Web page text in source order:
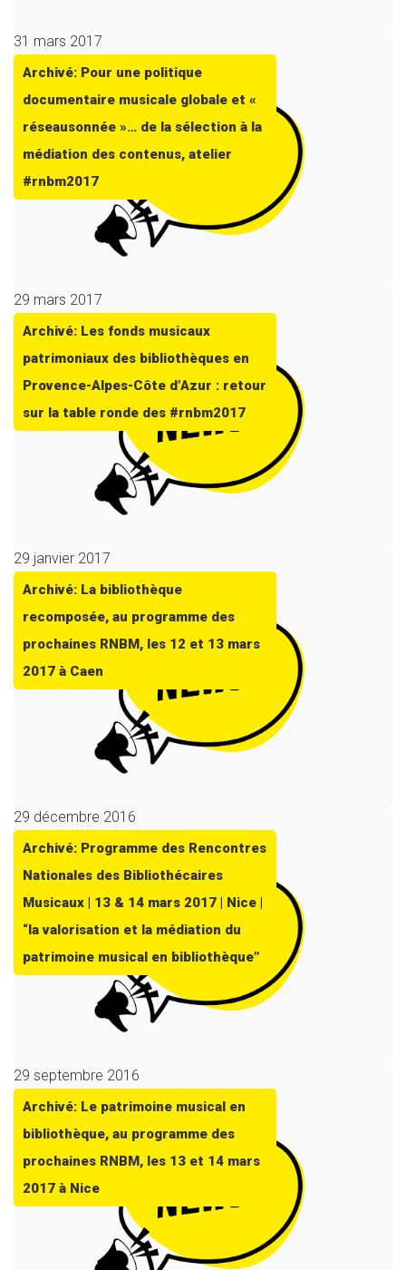
31 mars 2017
Archivé: Pour une politique
documentaire musicale globale et «
réseausonnée »… de la sélection à la
médiation des contenus, atelier
#rnbm2017
29 mars 2017
Archivé: Les fonds musicaux
patrimoniaux des bibliothèques en
Provence-Alpes-Côte d’Azur : retour
sur la table ronde des #rnbm2017
29 janvier 2017
Archivé: La bibliothèque
recomposée, au programme des
prochaines RNBM, les 12 et 13 mars
2017 à Caen
29 décembre 2016
Archivé: Programme des Rencontres
Nationales des Bibliothécaires
Musicaux | 13 & 14 mars 2017 | Nice |
“la valorisation et la médiation du
patrimoine musical en bibliothèque”
29 septembre 2016
Archivé: Le patrimoine musical en
bibliothèque, au programme des
prochaines RNBM, les 13 et 14 mars
2017 à Nice